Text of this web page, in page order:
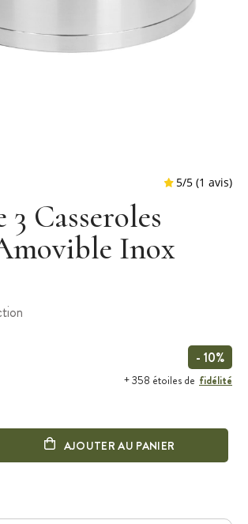
3 Casseroles
Inox
- 10%
+ 358 étoiles de fidélité
AJOUTER AU PANIER